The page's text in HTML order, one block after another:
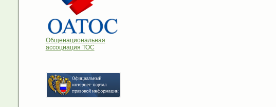
Общенациональная
ассоциация ТОС